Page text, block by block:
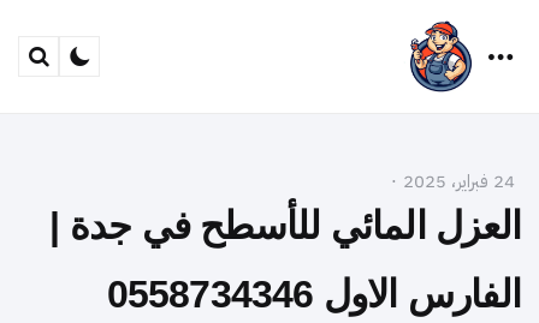
Menu
24 فبراير، 2025
العزل المائي للأسطح في جدة |
الفارس الاول 0558734346